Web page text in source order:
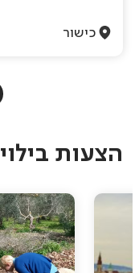
כישור
הצעות בילוי